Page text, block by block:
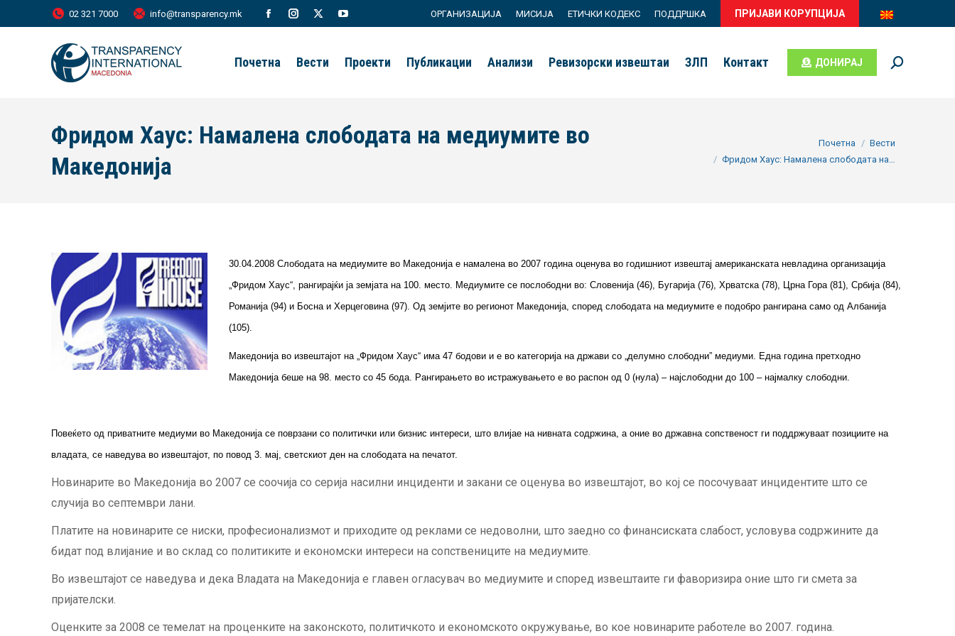
02 321 7000 info@transparency.mk
Facebook
window
Instagram
window
X
window
YouTube
opens
window
ОРГАНИЗАЦИЈА МИСИЈА ЕТИЧКИ КОДЕКС ПОДДРШКА ПРИЈАВИ КОРУПЦИЈА
Почетна Вести Проекти Публикации Анализи Ревизорски извештаи ЗЛП Контакт ДОНИРАЈ Search:
Фридом Хаус: Намалена слободата на медиумите во
Македонија
Почетна
Вести
Фридом Хаус: Намалена слободата на…
30.04.2008 Слободата на медиумите во Македонија е намалена во 2007 година оценува во годишниот извештај американската невладина организација
„Фридом Хаус“, рангирајќи ја земјата на 100. место. Медиумите се послободни во: Словенија (46), Бугарија (76), Хрватска (78), Црна Гора (81), Србија (84),
Романија (94) и Босна и Херцеговина (97). Од земјите во регионот Македонија, според слободата на медиумите е подобро рангирана само од Албанија
(105).
Македонија во извештајот на „Фридом Хаус“ има 47 бодови и е во категорија на држави со „делумно слободни” медиуми. Една година претходно
Македонија беше на 98. место со 45 бода. Рангирањето во истражувањето е во распон од 0 (нула) – најслободни до 100 – најмалку слободни.
Повеќето од приватните медиуми во Македонија се поврзани со политички или бизнис интереси, што влијае на нивната содржина, а оние во државна сопственост ги поддржуваат позициите на
владата, се наведува во извештајот, по повод 3. мај, светскиот ден на слободата на печатот.
Новинарите во Македонија во 2007 се соочија со серија насилни инциденти и закани се оценува во извештајот, во кој се посочуваат инцидентите што се
случија во септември лани.
Платите на новинарите се ниски, професионализмот и приходите од реклами се недоволни, што заедно со финансиската слабост, условува содржините да
бидат под влијание и во склад со политиките и економски интереси на сопствениците на медиумите.
Во извештајот се наведува и дека Владата на Македонија е главен огласувач во медиумите и според извештаите ги фаворизира оние што ги смета за
пријателски.
Оценките за 2008 се темелат на проценките на законското, политичкото и економското окружување, во кое новинарите работеле во 2007. година.